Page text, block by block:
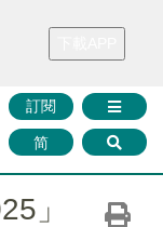
財華證券 媒體矩陣
訂閱
简
」